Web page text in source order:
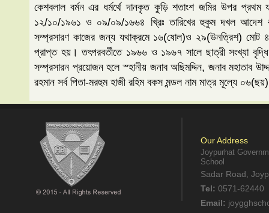
কেশবলাল বর্মন এর ধর্মর্থে দানকৃত কুড়ি শতাংশ জমির উপর প্রথম
১২/১০/১৯৬১ ও ০৯/০৯/১৬৬৪ খ্রিঃ তারিখের হুকুম দখল আদেশ
সম্প্রসারণ কাজের জন্য যথাক্রমে ১৬(ষোল)ও ২৯(উনত্রিশ) মোট
প্রাপ্ত হয়। তৎপরবর্তীতে ১৯৬৬ ও ১৯৬৭ সালে ছাত্রী সংখ্যা
সম্প্রসারন প্রয়োজন হলে স্হানীয় জনাব অছিমদ্দিন, জনাব মহাতাব
রহমান সর্ব পিতা-মরহুম হাজী রহিম বকস মন্ডল নাম মাত্র মূল্যে
Our Address
Joypurhat
School
Sadar Road,
Tel: 0571-62440
Email: